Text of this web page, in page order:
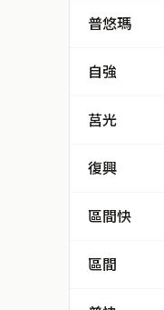
普悠瑪
自強
莒光
復興
區間快
區間